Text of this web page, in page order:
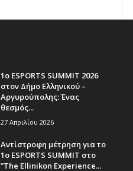
1ο ESPORTS SUMMIT 2026
στον Δήμο Ελληνικού –
Αργυρούπολης: Ένας
θεσμός...
27 Απριλίου 2026
Αντίστροφη μέτρηση για το
1ο ESPORTS SUMMIT στο
”The Ellinikon Experience...